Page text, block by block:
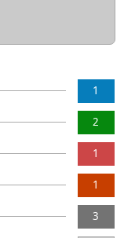
1
2
1
1
3